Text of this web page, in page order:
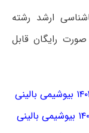
ارشد رشته
رایگان قابل